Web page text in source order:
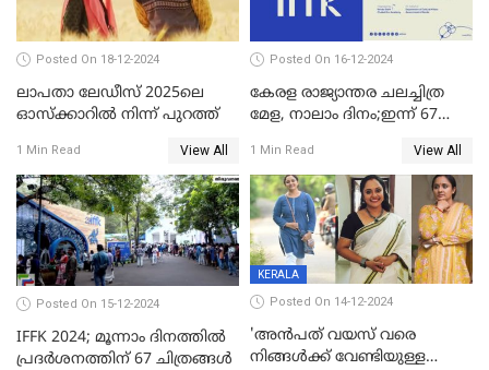
Posted On 18-12-2024
ലാപതാ ലേഡീസ് 2025ലെ
ഓസ്‌ക്കാറില്‍ നിന്ന് പുറത്ത്
1 Min Read View All
Posted On 16-12-2024
കേരള രാജ്യാന്തര ചലച്ചിത്ര
മേള, നാലാം ദിനം;ഇന്ന് 67
1 Min Read View All
Posted On 15-12-2024
IFFK 2024; മൂന്നാം ദിനത്തില്‍
പ്രദര്‍ശനത്തിന് 67 ചിത്രങ്ങള്‍
KERALA
Posted On 14-12-2024
'അന്‍പത് വയസ് വരെ
നിങ്ങള്‍ക്ക് വേണ്ടിയുള്ള